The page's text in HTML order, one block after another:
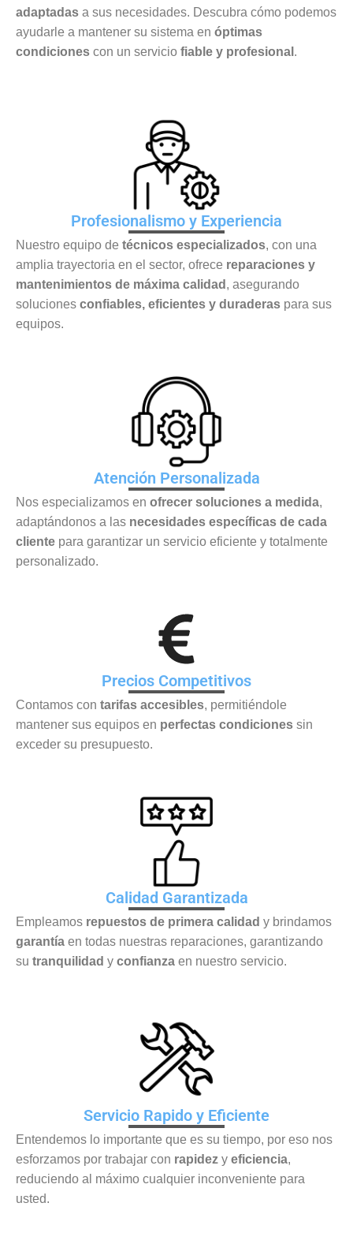
adaptadas a sus necesidades. Descubra cómo podemos
ayudarle a mantener su sistema en óptimas
condiciones con un servicio fiable y profesional .
Profesionalismo y Experiencia
Nuestro equipo de técnicos especializados, con una
amplia trayectoria en el sector, ofrece reparaciones y
mantenimientos de máxima calidad , asegurando
soluciones confiables, eficientes y duraderas para sus
equipos.
Atención Personalizada
Nos especializamos en ofrecer soluciones a medida,
adaptándonos a las necesidades específicas de cada
cliente para garantizar un servicio eficiente y totalmente
personalizado.
Precios Competitivos
Contamos con tarifas accesibles, permitiéndole
mantener sus equipos en perfectas condiciones sin
exceder su presupuesto.
Calidad Garantizada
Empleamos repuestos de primera calidad y brindamos
garantía en todas nuestras reparaciones, garantizando
su tranquilidad y confianza en nuestro servicio.
Servicio Rapido y Eficiente
Entendemos lo importante que es su tiempo, por eso nos
esforzamos por trabajar con rapidez y eficiencia,
reduciendo al máximo cualquier inconveniente para
usted.